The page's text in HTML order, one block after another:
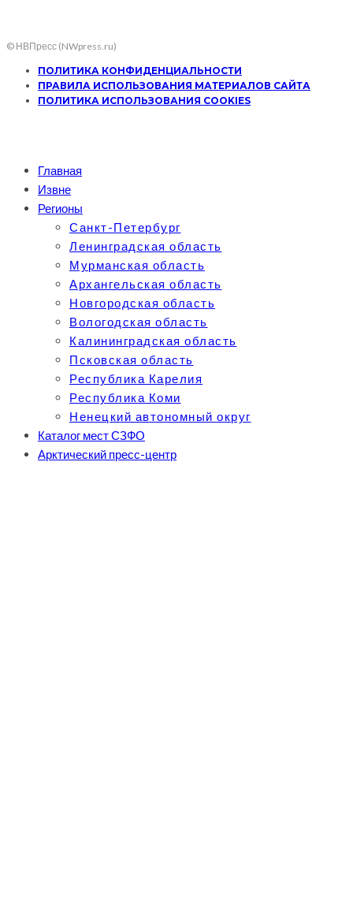
© НВПресс (NWpress.ru)
ПОЛИТИКА КОНФИДЕНЦИАЛЬНОСТИ
ПРАВИЛА ИСПОЛЬЗОВАНИЯ МАТЕРИАЛОВ САЙТА
ПОЛИТИКА ИСПОЛЬЗОВАНИЯ COOKIES
Главная
Извне
Регионы
Санкт-Петербург
Ленинградская область
Мурманская область
Архангельская область
Новгородская область
Вологодская область
Калининградская область
Псковская область
Республика Карелия
Республика Коми
Ненецкий автономный округ
Каталог мест СЗФО
Арктический пресс-центр